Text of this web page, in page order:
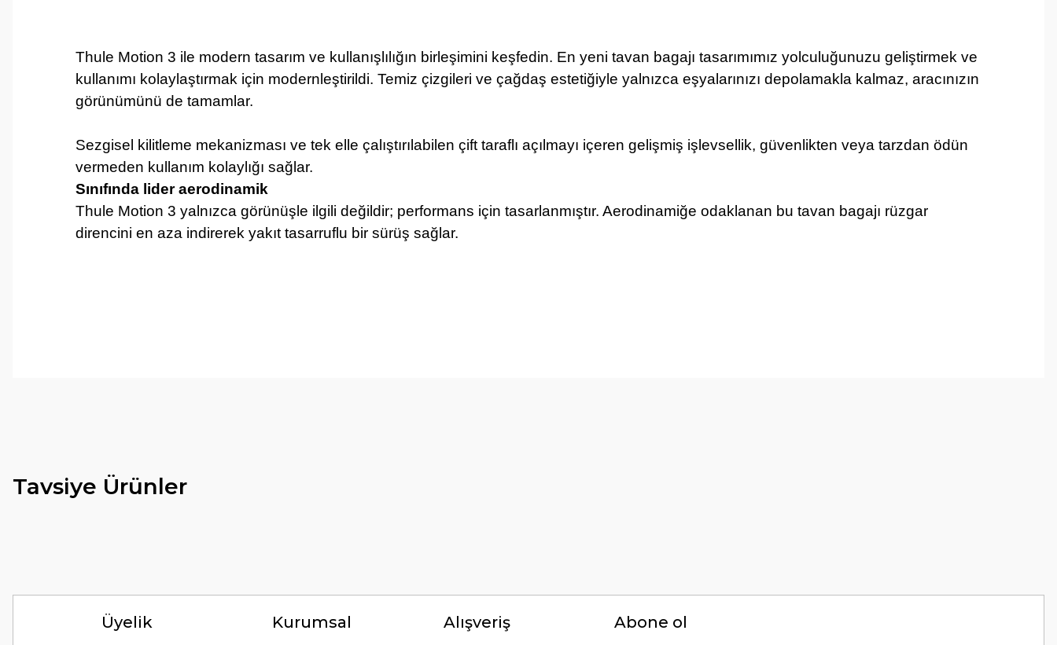
Thule Motion 3 ile modern tasarım ve kullanışlılığın birleşimini keşfedin. En yeni tavan bagajı tasarımımız yolculuğunuzu geliştirmek ve
kullanımı kolaylaştırmak için modernleştirildi. Temiz çizgileri ve çağdaş estetiğiyle yalnızca eşyalarınızı depolamakla kalmaz, aracınızın
görünümünü de tamamlar.
Sezgisel kilitleme mekanizması ve tek elle çalıştırılabilen çift taraflı açılmayı içeren gelişmiş işlevsellik, güvenlikten veya tarzdan ödün
vermeden kullanım kolaylığı sağlar.
Sınıfında lider aerodinamik
Thule Motion 3 yalnızca görünüşle ilgili değildir; performans için tasarlanmıştır. Aerodinamiğe odaklanan bu tavan bagajı rüzgar
direncini en aza indirerek yakıt tasarruflu bir sürüş sağlar.
Kolay erişilebilir bir site.
Tavsiye Ürünler
Üyelik Kurumsal Alışveriş Abone ol